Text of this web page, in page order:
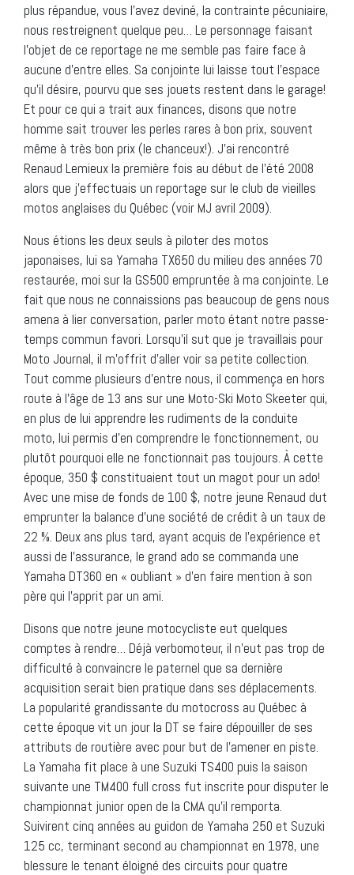
plus répandue, vous l’avez deviné, la contrainte pécuniaire,
nous restreignent quelque peu… Le personnage faisant
l’objet de ce reportage ne me semble pas faire face à
aucune d’entre elles. Sa conjointe lui laisse tout l’espace
qu’il désire, pourvu que ses jouets restent dans le garage!
Et pour ce qui a trait aux finances, disons que notre
homme sait trouver les perles rares à bon prix, souvent
même à très bon prix (le chanceux!). J’ai rencontré
Renaud Lemieux la première fois au début de l’été 2008
alors que j’effectuais un reportage sur le club de vieilles
motos anglaises du Québec (voir MJ avril 2009).
Nous étions les deux seuls à piloter des motos
japonaises, lui sa Yamaha TX650 du milieu des années 70
restaurée, moi sur la GS500 empruntée à ma conjointe. Le
fait que nous ne connaissions pas beaucoup de gens nous
amena à lier conversation, parler moto étant notre passe-
temps commun favori. Lorsqu’il sut que je travaillais pour
Moto Journal, il m’offrit d’aller voir sa petite collection.
Tout comme plusieurs d’entre nous, il commença en hors
route à l’âge de 13 ans sur une Moto-Ski Moto Skeeter qui,
en plus de lui apprendre les rudiments de la conduite
moto, lui permis d’en comprendre le fonctionnement, ou
plutôt pourquoi elle ne fonctionnait pas toujours. À cette
époque, 350 $ constituaient tout un magot pour un ado!
Avec une mise de fonds de 100 $, notre jeune Renaud dut
emprunter la balance d’une société de crédit à un taux de
22 %. Deux ans plus tard, ayant acquis de l’expérience et
aussi de l’assurance, le grand ado se commanda une
Yamaha DT360 en « oubliant » d’en faire mention à son
père qui l’apprit par un ami.
Disons que notre jeune motocycliste eut quelques
comptes à rendre… Déjà verbomoteur, il n’eut pas trop de
difficulté à convaincre le paternel que sa dernière
acquisition serait bien pratique dans ses déplacements.
La popularité grandissante du motocross au Québec à
cette époque vit un jour la DT se faire dépouiller de ses
attributs de routière avec pour but de l’amener en piste.
La Yamaha fit place à une Suzuki TS400 puis la saison
suivante une TM400 full cross fut inscrite pour disputer le
championnat junior open de la CMA qu’il remporta.
Suivirent cinq années au guidon de Yamaha 250 et Suzuki
125 cc, terminant second au championnat en 1978, une
blessure le tenant éloigné des circuits pour quatre